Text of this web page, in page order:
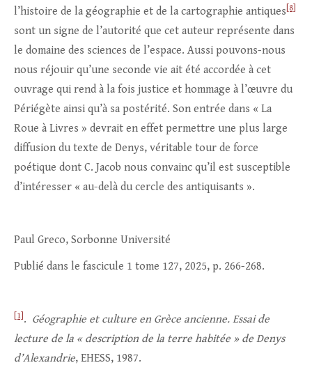
l’histoire de la géographie et de la cartographie antiques [8]
sont un signe de l’autorité que cet auteur représente dans
le domaine des sciences de l’espace. Aussi pouvons-nous
nous réjouir qu’une seconde vie ait été accordée à cet
ouvrage qui rend à la fois justice et hommage à l’œuvre du
Périégète ainsi qu’à sa postérité. Son entrée dans « La
Roue à Livres » devrait en effet permettre une plus large
diffusion du texte de Denys, véritable tour de force
poétique dont C. Jacob nous convainc qu’il est susceptible
d’intéresser « au-delà du cercle des antiquisants ».
Paul Greco, Sorbonne Université
Publié dans le fascicule 1 tome 127, 2025, p. 266-268.
[1] . Géographie et culture en Grèce ancienne. Essai de
lecture de la « description de la terre habitée » de Denys
d’Alexandrie, EHESS, 1987.